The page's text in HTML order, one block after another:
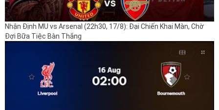
Nhận Định MU vs Arsenal (22h30, 17/8): Đại Chiến Khai Màn, Chờ
Đợi Bữa Tiệc Bàn Thắng